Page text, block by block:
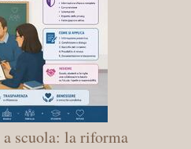
scuola: la riforma